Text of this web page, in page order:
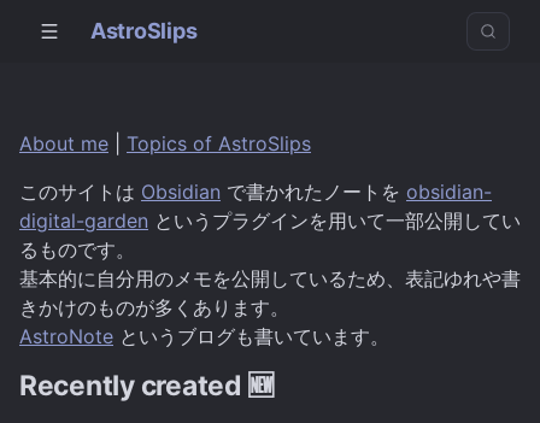
AstroSlips
About me
Topics of AstroSlips
このサイトは Obsidian で書かれたノートを obsidian-
digital-garden というプラグインを用いて一部公開してい
るものです。
基本的に自分用のメモを公開しているため、表記ゆれや書
きかけのものが多くあります。
AstroNote というブログも書いています。
Recently created 🆕